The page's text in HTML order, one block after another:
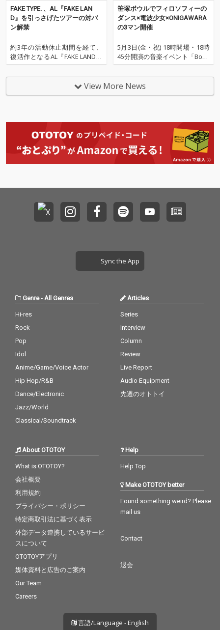
FAKE TYPE. 、AL『FAKE LAN
D』を引っさげたツアーの対バ
ン解禁
約3年の活動休止期間を経て、
復活作となるAL『FAKE LAND』
を2月17日にリリースした、ト
ップハムハット狂(ラッパー)とD
YES IWASAKI(トラックメーカー)
からなるニセ者ユニットFAKE T
笹塚ボウルでフィロソフィーの
ダンス×電波少女×ONIGAWARA
の3マン開催
5月3日(金・祝) 18時開場・18時
45分開演の音楽イベント「Bootl
eg Booth」に、フィロソフィー
のダンスに加え、電波少女とON
IGAWARAの出演が決定した。
さらに、客入・転換時に、フィ
View More News
Sync the App
Genre- All Genres
Hi-res
Rock
Pop
Idol
Anime/Game/Voice Actor
Hip Hop/R&B
Dance/Electronic
Jazz/World
Classical/Soundtrack
Articles
Series
Interview
Column
Review
Live Report
Audio Equipment
先週のオトトイ
About OTOTOY
What is OTOTOY?
会社概要
利用規約
プライバシー・ポリシー
特定商取引法に基づく表示
外部データ連携しているサービ
スについて
OTOTOYアプリ
媒体資料と広告のご案内
Our Team
Careers
Help
Help Top
Make OTOTOY better
Found something weird? Please
mail us
Contact
退会
言語/Language - English